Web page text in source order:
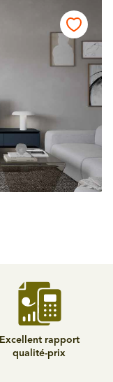
Excellent rapport
qualité-prix